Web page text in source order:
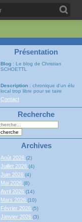
Présentation
Blog : Le blog de Christian
SCHOETTL
Description : chronique d'un élu
local trop libre pour se taire
Contact
Recherche
Archives
Août 2026 (2)
Juillet 2026 (4)
Juin 2026 (4)
Mai 2026 (8)
Avril 2026 (14)
Mars 2026 (10)
Février 2026 (5)
Janvier 2026 (3)